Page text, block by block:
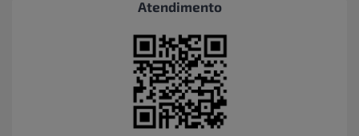
Atendimento